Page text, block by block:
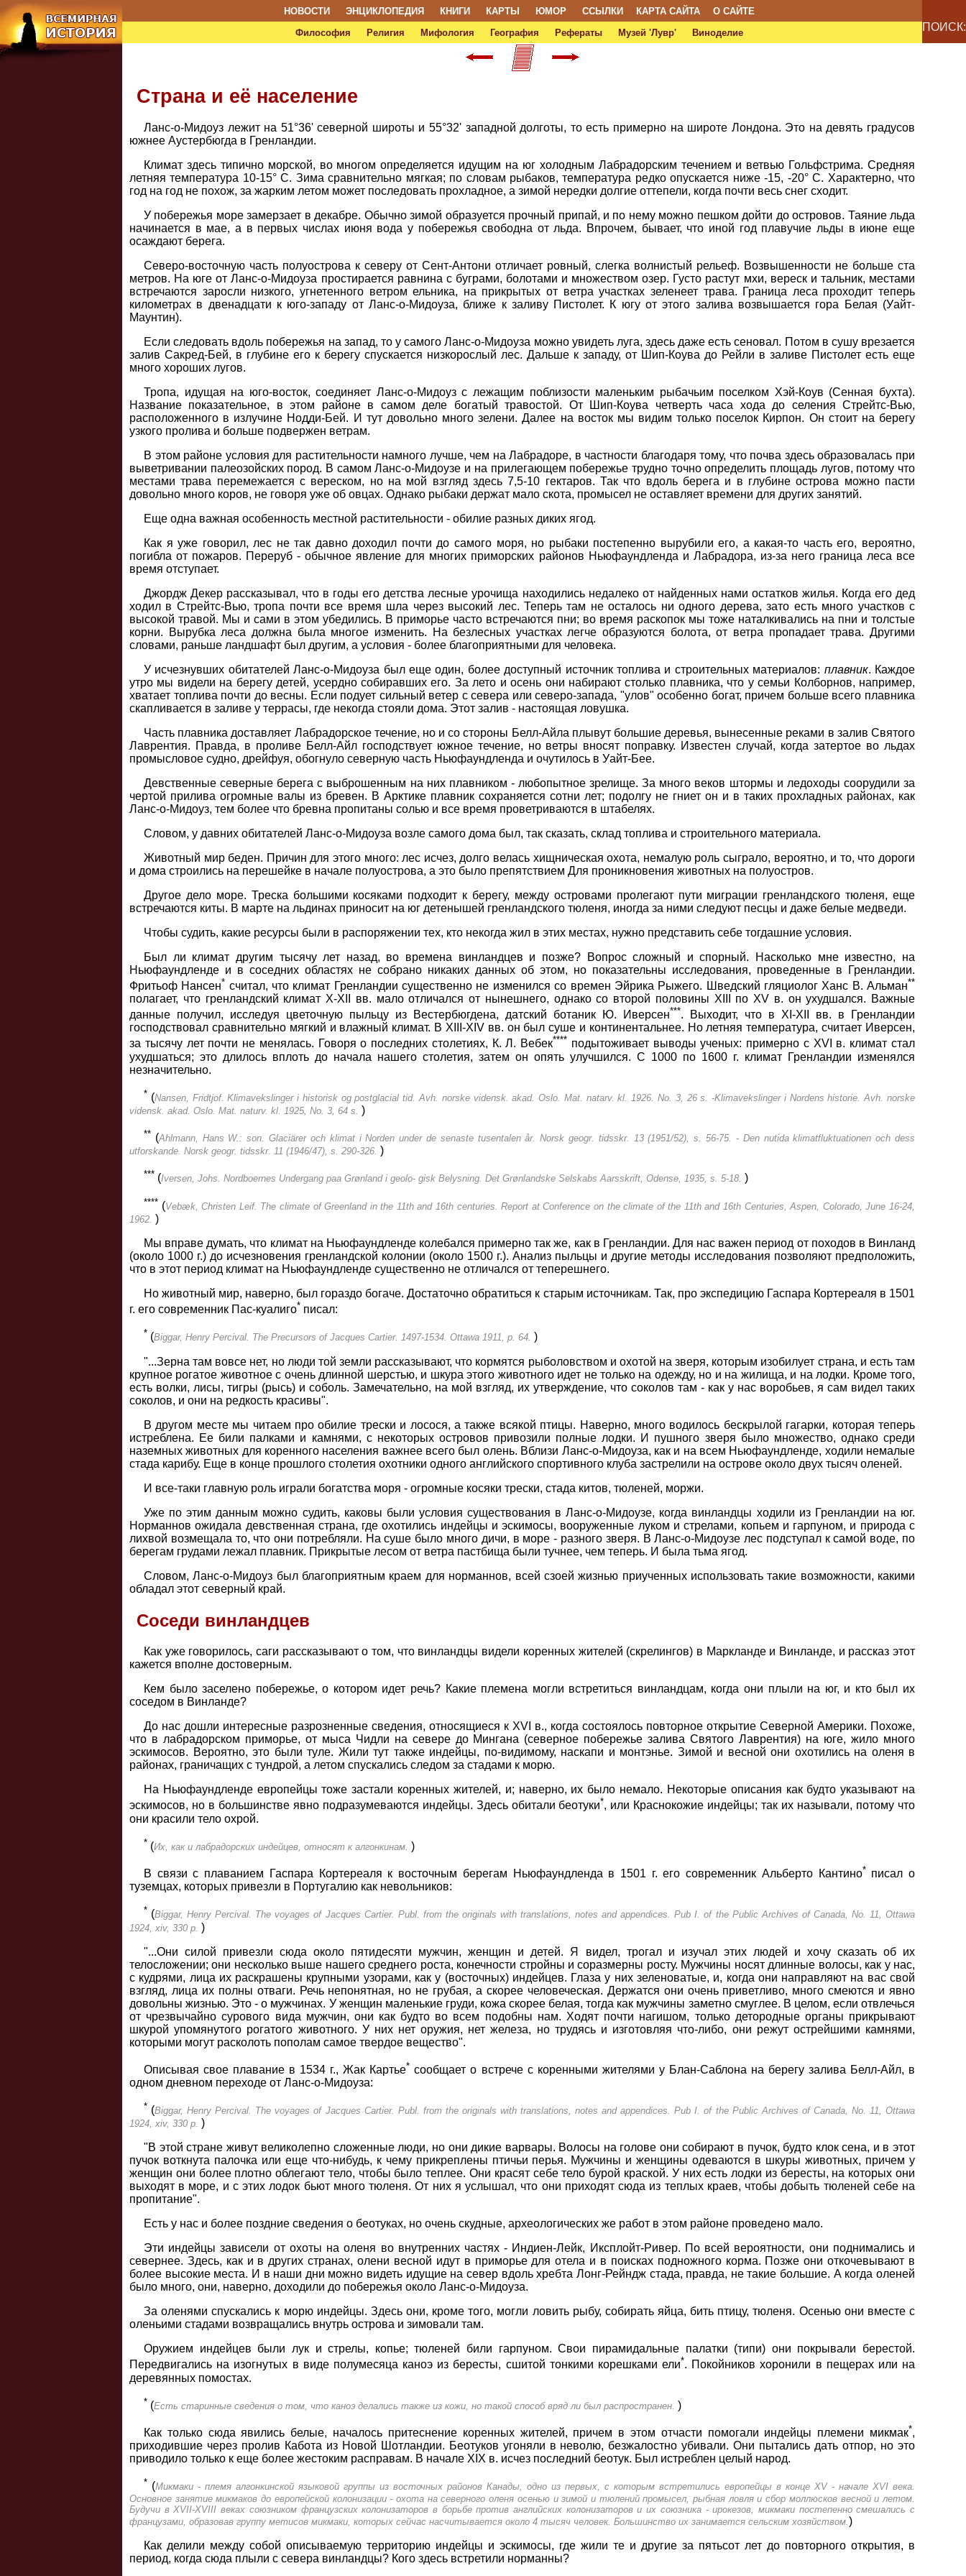
НОВОСТИ ЭНЦИКЛОПЕДИЯ КНИГИ КАРТЫ ЮМОР ССЫЛКИ КАРТА САЙТА
О САЙТЕ
Философия
Религия Мифология География Рефераты Музей 'Лувр' Виноделие ПОИСК:
Страна и её население
Ланс-о-Мидоуз лежит на 51°36' северной широты и 55°32' западной долготы, то есть примерно на широте Лондона. Это на девять градусов
южнее Аустербюгда в Гренландии.
Климат здесь типично морской, во многом определяется идущим на юг холодным Лабрадорским течением и ветвью Гольфстрима. Средняя
летняя температура 10-15° С. Зима сравнительно мягкая; по словам рыбаков, температура редко опускается ниже -15, -20° С. Характерно, что
год на год не похож, за жарким летом может последовать прохладное, а зимой нередки долгие оттепели, когда почти весь снег сходит.
У побережья море замерзает в декабре. Обычно зимой образуется прочный припай, и по нему можно пешком дойти до островов. Таяние льда
начинается в мае, а в первых числах июня вода у побережья свободна от льда. Впрочем, бывает, что иной год плавучие льды в июне еще
осаждают берега.
Северо-восточную часть полуострова к северу от Сент-Антони отличает ровный, слегка волнистый рельеф. Возвышенности не больше ста
метров. На юге от Ланс-о-Мидоуза простирается равнина с буграми, болотами и множеством озер. Густо растут мхи, вереск и тальник, местами
встречаются заросли низкого, угнетенного ветром ельника, на прикрытых от ветра участках зеленеет трава. Граница леса проходит теперь
километрах в двенадцати к юго-западу от Ланс-о-Мидоуза, ближе к заливу Пистолет. К югу от этого залива возвышается гора Белая (Уайт-
Маунтин).
Если следовать вдоль побережья на запад, то у самого Ланс-о-Мидоуза можно увидеть луга, здесь даже есть сеновал. Потом в сушу врезается
залив Сакред-Бей, в глубине его к берегу спускается низкорослый лес. Дальше к западу, от Шип-Коува до Рейли в заливе Пистолет есть еще
много хороших лугов.
Тропа, идущая на юго-восток, соединяет Ланс-о-Мидоуз с лежащим поблизости маленьким рыбачьим поселком Хэй-Коув (Сенная бухта).
Название показательное, в этом районе в самом деле богатый травостой. От Шип-Коува четверть часа хода до селения Стрейтс-Вью,
расположенного в излучине Нодди-Бей. И тут довольно много зелени. Далее на восток мы видим только поселок Кирпон. Он стоит на берегу
узкого пролива и больше подвержен ветрам.
В этом районе условия для растительности намного лучше, чем на Лабрадоре, в частности благодаря тому, что почва здесь образовалась при
выветривании палеозойских пород. В самом Ланс-о-Мидоузе и на прилегающем побережье трудно точно определить площадь лугов, потому что
местами трава перемежается с вереском, но на мой взгляд здесь 7,5-10 гектаров. Так что вдоль берега и в глубине острова можно пасти
довольно много коров, не говоря уже об овцах. Однако рыбаки держат мало скота, промысел не оставляет времени для других занятий.
Еще одна важная особенность местной растительности - обилие разных диких ягод.
Как я уже говорил, лес не так давно доходил почти до самого моря, но рыбаки постепенно вырубили его, а какая-то часть его, вероятно,
погибла от пожаров. Переруб - обычное явление для многих приморских районов Ньюфаундленда и Лабрадора, из-за него граница леса все
время отступает.
Джордж Декер рассказывал, что в годы его детства лесные урочища находились недалеко от найденных нами остатков жилья. Когда его дед
ходил в Стрейтс-Вью, тропа почти все время шла через высокий лес. Теперь там не осталось ни одного дерева, зато есть много участков с
высокой травой. Мы и сами в этом убедились. В приморье часто встречаются пни; во время раскопок мы тоже наталкивались на пни и толстые
корни. Вырубка леса должна была многое изменить. На безлесных участках легче образуются болота, от ветра пропадает трава. Другими
словами, раньше ландшафт был другим, а условия - более благоприятными для человека.
У исчезнувших обитателей Ланс-о-Мидоуза был еще один, более доступный источник топлива и строительных материалов: плавник. Каждое
утро мы видели на берегу детей, усердно собиравших его. За лето и осень они набирают столько плавника, что у семьи Колборнов, например,
хватает топлива почти до весны. Если подует сильный ветер с севера или северо-запада, "улов" особенно богат, причем больше всего плавника
скапливается в заливе у террасы, где некогда стояли дома. Этот залив - настоящая ловушка.
Часть плавника доставляет Лабрадорское течение, но и со стороны Белл-Айла плывут большие деревья, вынесенные реками в залив Святого
Лаврентия. Правда, в проливе Белл-Айл господствует южное течение, но ветры вносят поправку. Известен случай, когда затертое во льдах
промысловое судно, дрейфуя, обогнуло северную часть Ньюфаундленда и очутилось в Уайт-Бее.
Девственные северные берега с выброшенным на них плавником - любопытное зрелище. За много веков штормы и ледоходы соорудили за
чертой прилива огромные валы из бревен. В Арктике плавник сохраняется сотни лет; подолгу не гниет он и в таких прохладных районах, как
Ланс-о-Мидоуз, тем более что бревна пропитаны солью и все время проветриваются в штабелях.
Словом, у давних обитателей Ланс-о-Мидоуза возле самого дома был, так сказать, склад топлива и строительного материала.
Животный мир беден. Причин для этого много: лес исчез, долго велась хищническая охота, немалую роль сыграло, вероятно, и то, что дороги
и дома строились на перешейке в начале полуострова, а это было препятствием Для проникновения животных на полуостров.
Другое дело море. Треска большими косяками подходит к берегу, между островами пролегают пути миграции гренландского тюленя, еще
встречаются киты. В марте на льдинах приносит на юг детенышей гренландского тюленя, иногда за ними следуют песцы и даже белые медведи.
Чтобы судить, какие ресурсы были в распоряжении тех, кто некогда жил в этих местах, нужно представить себе тогдашние условия.
Был ли климат другим тысячу лет назад, во времена винландцев и позже? Вопрос сложный и спорный. Насколько мне известно, на
Ньюфаундленде и в соседних областях не собрано никаких данных об этом, но показательны исследования, проведенные в Гренландии.
Фритьоф Нансен* считал, что климат Гренландии существенно не изменился со времен Эйрика Рыжего. Шведский гляциолог Ханс В. Альман**
полагает, что гренландский климат X-XII вв. мало отличался от нынешнего, однако со второй половины XIII по XV в. он ухудшался. Важные
данные получил, исследуя цветочную пыльцу из Вестербюгдена, датский ботаник Ю. Иверсен***. Выходит, что в XI-XII вв. в Гренландии
господствовал сравнительно мягкий и влажный климат. В XIII-XIV вв. он был суше и континентальнее. Но летняя температура, считает Иверсен,
за тысячу лет почти не менялась. Говоря о последних столетиях, К. Л. Вебек**** подытоживает выводы ученых: примерно с XVI в. климат стал
ухудшаться; это длилось вплоть до начала нашего столетия, затем он опять улучшился. С 1000 по 1600 г. климат Гренландии изменялся
незначительно.
* (Nansen, Fridtjof. Klimavekslinger i historisk og postglacial tid. Avh. norske vidensk. akad. Oslo. Mat. natarv. kl. 1926. No. 3, 26 s. -Klimavekslinger i Nordens historie. Avh. norske
vidensk. akad. Oslo. Mat. naturv. kl. 1925, No. 3, 64 s. )
** (Ahlmann, Hans W.: son. Glaciärer och klimat i Norden under de senaste tusentalen år. Norsk geogr. tidsskr. 13 (1951/52), s. 56-75. - Den nutida klimatfluktuationen och dess
utforskande. Norsk geogr. tidsskr. 11 (1946/47), s. 290-326. )
*** (Iversen, Jоhs. Nordboernes Undergang paa Grønland i geolo- gisk Belysning. Det Grønlandske Selskabs Aarsskrift, Odense, 1935, s. 5-18. )
**** (Vebæk, Christen Leif. The climate of Greenland in the 11th and 16th centuries. Report at Conference on the climate of the 11th and 16th Centuries, Aspen, Colorado, June 16-24,
1962. )
Мы вправе думать, что климат на Ньюфаундленде колебался примерно так же, как в Гренландии. Для нас важен период от походов в Винланд
(около 1000 г.) до исчезновения гренландской колонии (около 1500 г.). Анализ пыльцы и другие методы исследования позволяют предположить,
что в этот период климат на Ньюфаундленде существенно не отличался от теперешнего.
Но животный мир, наверно, был гораздо богаче. Достаточно обратиться к старым источникам. Так, про экспедицию Гаспара Кортереаля в 1501
г. его современник Пас-куалиго* писал:
* (Biggar, Henry Percival. The Precursors of Jacques Cartier. 1497-1534. Ottawa 1911, p. 64. )
"...Зерна там вовсе нет, но люди той земли рассказывают, что кормятся рыболовством и охотой на зверя, которым изобилует страна, и есть там
крупное рогатое животное с очень длинной шерстью, и шкура этого животного идет не только на одежду, но и на жилища, и на лодки. Кроме того,
есть волки, лисы, тигры (рысь) и соболь. Замечательно, на мой взгляд, их утверждение, что соколов там - как у нас воробьев, я сам видел таких
соколов, и они на редкость красивы".
В другом месте мы читаем про обилие трески и лосося, а также всякой птицы. Наверно, много водилось бескрылой гагарки, которая теперь
истреблена. Ее били палками и камнями, с некоторых островов привозили полные лодки. И пушного зверя было множество, однако среди
наземных животных для коренного населения важнее всего был олень. Вблизи Ланс-о-Мидоуза, как и на всем Ньюфаундленде, ходили немалые
стада карибу. Еще в конце прошлого столетия охотники одного английского спортивного клуба застрелили на острове около двух тысяч оленей.
И все-таки главную роль играли богатства моря - огромные косяки трески, стада китов, тюленей, моржи.
Уже по этим данным можно судить, каковы были условия существования в Ланс-о-Мидоузе, когда винландцы ходили из Гренландии на юг.
Норманнов ожидала девственная страна, где охотились индейцы и эскимосы, вооруженные луком и стрелами, копьем и гарпуном, и природа с
лихвой возмещала то, что они потребляли. На суше было много дичи, в море - разного зверя. В Ланс-о-Мидоузе лес подступал к самой воде, по
берегам грудами лежал плавник. Прикрытые лесом от ветра пастбища были тучнее, чем теперь. И была тьма ягод.
Словом, Ланс-о-Мидоуз был благоприятным краем для норманнов, всей сзоей жизнью приученных использовать такие возможности, какими
обладал этот северный край.
Соседи винландцев
Как уже говорилось, саги рассказывают о том, что винландцы видели коренных жителей (скрелингов) в Маркланде и Винланде, и рассказ этот
кажется вполне достоверным.
Кем было заселено побережье, о котором идет речь? Какие племена могли встретиться винландцам, когда они плыли на юг, и кто был их
соседом в Винланде?
До нас дошли интересные разрозненные сведения, относящиеся к XVI в., когда состоялось повторное открытие Северной Америки. Похоже,
что в лабрадорском приморье, от мыса Чидли на севере до Мингана (северное побережье залива Святого Лаврентия) на юге, жило много
эскимосов. Вероятно, это были туле. Жили тут также индейцы, по-видимому, наскапи и монтэнье. Зимой и весной они охотились на оленя в
районах, граничащих с тундрой, а летом спускались следом за стадами к морю.
На Ньюфаундленде европейцы тоже застали коренных жителей, и; наверно, их было немало. Некоторые описания как будто указывают на
эскимосов, но в большинстве явно подразумеваются индейцы. Здесь обитали беотуки*, или Краснокожие индейцы; так их называли, потому что
они красили тело охрой.
* (Их, как и лабрадорских индейцев, относят к алгонкинам. )
В связи с плаванием Гаспара Кортереаля к восточным берегам Ньюфаундленда в 1501 г. его современник Альберто Кантино* писал о
туземцах, которых привезли в Португалию как невольников:
* (Biggar, Henry Percival. The voyages of Jacques Cartier. Publ. from the originals with translations, notes and appendices. Pub I. of the Public Archives of Canada, No. 11, Ottawa
1924, xiv, 330 p. )
"...Они силой привезли сюда около пятидесяти мужчин, женщин и детей. Я видел, трогал и изучал этих людей и хочу сказать об их
телосложении; они несколько выше нашего среднего роста, конечности стройны и соразмерны росту. Мужчины носят длинные волосы, как у нас,
с кудрями, лица их раскрашены крупными узорами, как у (восточных) индейцев. Глаза у них зеленоватые, и, когда они направляют на вас свой
взгляд, лица их полны отваги. Речь непонятная, но не грубая, а скорее человеческая. Держатся они очень приветливо, много смеются и явно
довольны жизнью. Это - о мужчинах. У женщин маленькие груди, кожа скорее белая, тогда как мужчины заметно смуглее. В целом, если отвлечься
от чрезвычайно сурового вида мужчин, они как будто во всем подобны нам. Ходят почти нагишом, только детородные органы прикрывают
шкурой упомянутого рогатого животного. У них нет оружия, нет железа, но трудясь и изготовляя что-либо, они режут острейшими камнями,
которыми могут расколоть пополам самое твердое вещество".
Описывая свое плавание в 1534 г., Жак Картье* сообщает о встрече с коренными жителями у Блан-Саблона на берегу залива Белл-Айл, в
одном дневном переходе от Ланс-о-Мидоуза:
* (Biggar, Henry Percival. The voyages of Jacques Cartier. Publ. from the originals with translations, notes and appendices. Pub I. of the Public Archives of Canada, No. 11, Ottawa
1924, xiv, 330 p. )
"В этой стране живут великолепно сложенные люди, но они дикие варвары. Волосы на голове они собирают в пучок, будто клок сена, и в этот
пучок воткнута палочка или еще что-нибудь, к чему прикреплены птичьи перья. Мужчины и женщины одеваются в шкуры животных, причем у
женщин они более плотно облегают тело, чтобы было теплее. Они красят себе тело бурой краской. У них есть лодки из бересты, на которых они
выходят в море, и с этих лодок бьют много тюленя. От них я услышал, что они приходят сюда из теплых краев, чтобы добыть тюленей себе на
пропитание".
Есть у нас и более поздние сведения о беотуках, но очень скудные, археологических же работ в этом районе проведено мало.
Эти индейцы зависели от охоты на оленя во внутренних частях - Индиен-Лейк, Иксплойт-Ривер. По всей вероятности, они поднимались и
севернее. Здесь, как и в других странах, олени весной идут в приморье для отела и в поисках подножного корма. Позже они откочевывают в
более высокие места. И в наши дни можно видеть идущие на север вдоль хребта Лонг-Рейндж стада, правда, не такие большие. А когда оленей
было много, они, наверно, доходили до побережья около Ланс-о-Мидоуза.
За оленями спускались к морю индейцы. Здесь они, кроме того, могли ловить рыбу, собирать яйца, бить птицу, тюленя. Осенью они вместе с
оленьими стадами возвращались внутрь острова и зимовали там.
Оружием индейцев были лук и стрелы, копье; тюленей били гарпуном. Свои пирамидальные палатки (типи) они покрывали берестой.
Передвигались на изогнутых в виде полумесяца каноэ из бересты, сшитой тонкими корешками ели*. Покойников хоронили в пещерах или на
деревянных помостах.
* (Есть старинные сведения о том, что каноэ делались также из кожи, но такой способ вряд ли был распространен. )
Как только сюда явились белые, началось притеснение коренных жителей, причем в этом отчасти помогали индейцы племени микмак*,
приходившие через пролив Кабота из Новой Шотландии. Беотуков угоняли в неволю, безжалостно убивали. Они пытались дать отпор, но это
приводило только к еще более жестоким расправам. В начале XIX в. исчез последний беотук. Был истреблен целый народ.
* (Микмаки - племя алгонкинской языковой группы из восточных районов Канады, одно из первых, с которым встретились европейцы в конце XV - начале XVI века.
Основное занятие микмаков до европейской колонизации - охота на северного оленя осенью и зимой и тюлений промысел, рыбная ловля и сбор моллюсков весной и летом.
Будучи в XVII-XVIII веках союзником французских колонизаторов в борьбе против английских колонизаторов и их союзника - ирокезов, микмаки постепенно смешались с
французами, образовав группу метисов микмаки, которых сейчас насчитывается около 4 тысяч человек. Большинство их занимается сельским хозяйством. )
Как делили между собой описываемую территорию индейцы и эскимосы, где жили те и другие за пятьсот лет до повторного открытия, в
период, когда сюда плыли с севера винландцы? Кого здесь встретили норманны?